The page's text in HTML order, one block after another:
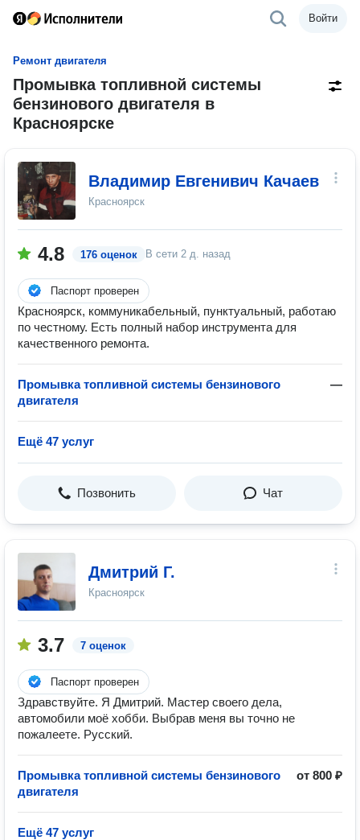
Войти
Ремонт двигателя
Промывка топливной системы
бензинового двигателя в
Красноярске
Владимир Евгенивич Качаев
Красноярск
4.8 176 оценок В сети 2 д. назад
Паспорт проверен
Красноярск, коммуникабельный, пунктуальный, работаю
по честному. Есть полный набор инструмента для
качественного ремонта.
Промывка топливной системы бензинового
двигателя
—
Ещё 47 услуг
Позвонить Чат
Дмитрий Г.
Красноярск
3.7 7 оценок
Паспорт проверен
Здравствуйте. Я Дмитрий. Мастер своего дела,
автомобили моё хобби. Выбрав меня вы точно не
пожалеете. Русский.
Промывка топливной системы бензинового
двигателя
от 800 ₽
Ещё 47 услуг